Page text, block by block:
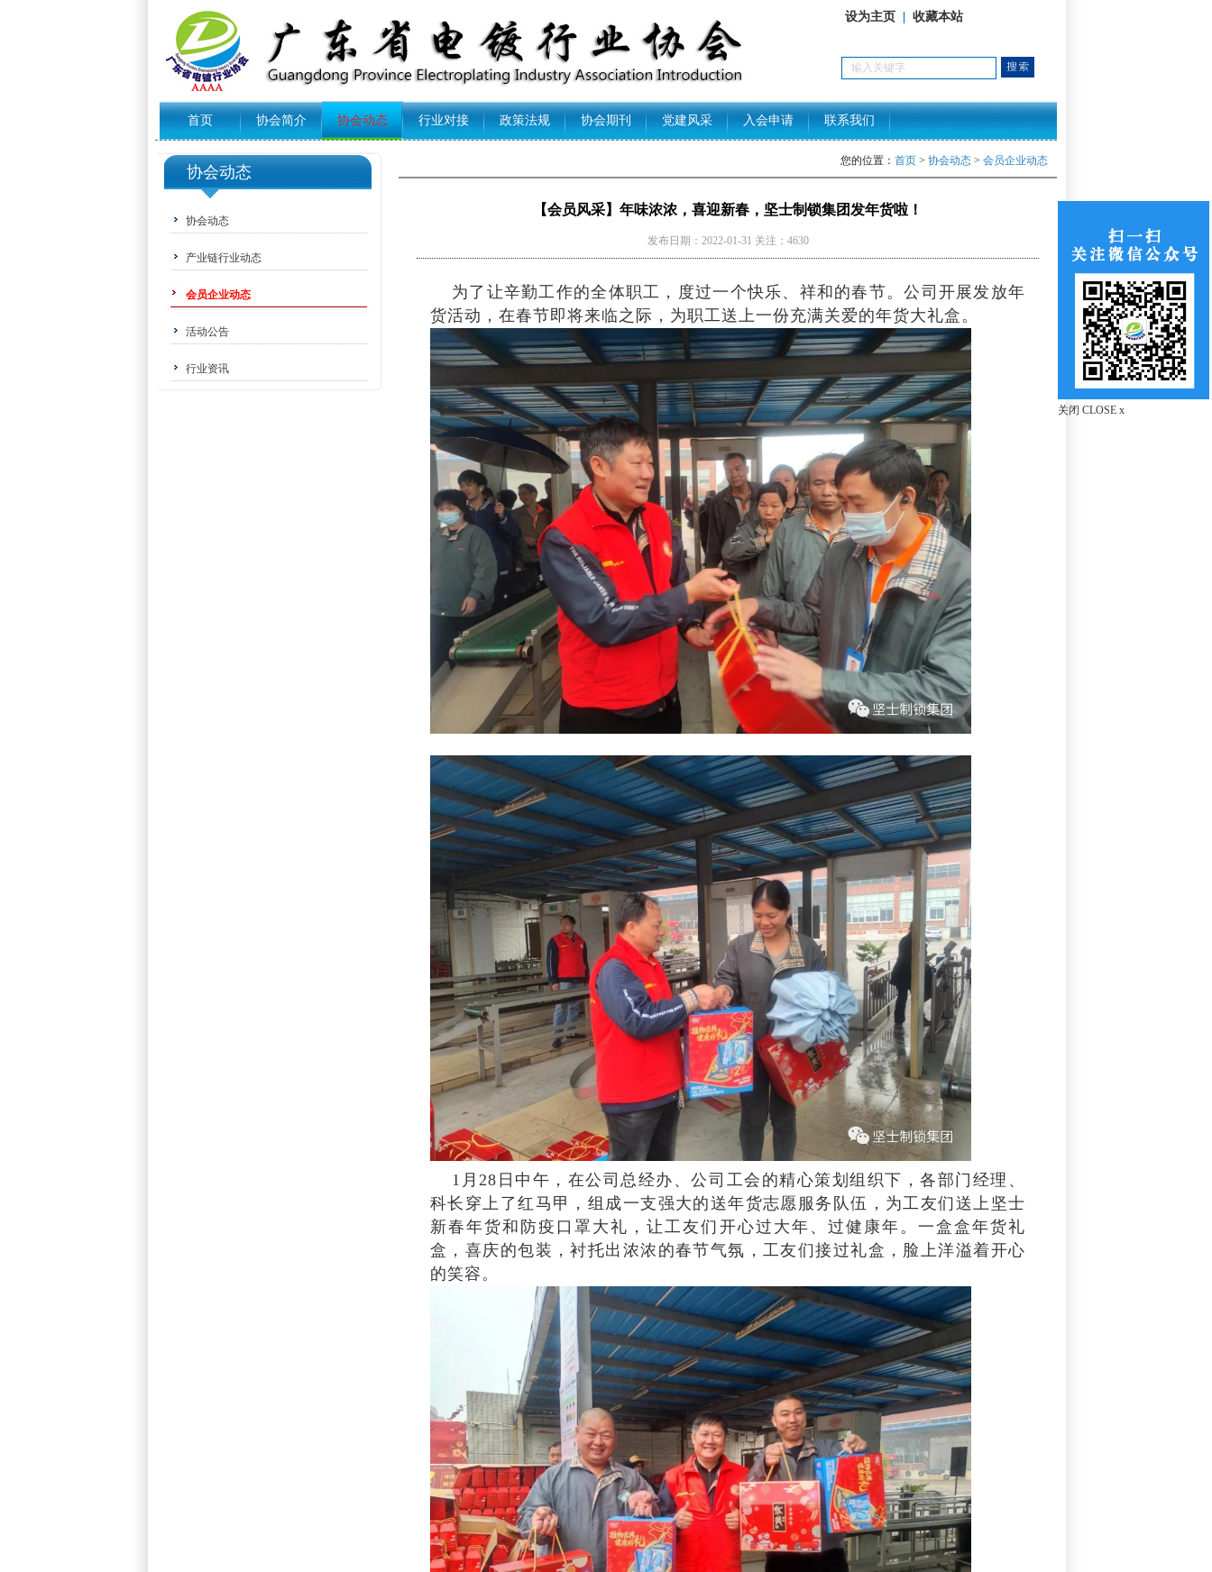
设为主页 收藏本站
首页 协会简介 协会动态 行业对接 政策法规 协会期刊 党建风采 入会申请 联系我们
协会动态
协会动态
产业链行业动态
会员企业动态
活动公告
行业资讯
您的位置： 首页 > 协会动态 > 会员企业动态
【会员风采】年味浓浓，喜迎新春，坚士制锁集团发年货啦！
发布日期：2022-01-31 关注：4630
为了让辛勤工作的全体职工，度过一个快乐、祥和的春节。公司开展发放年
货活动，在春节即将来临之际，为职工送上一份充满关爱的年货大礼盒。
1 月28 日中午，在公司总经办、公司工会的精心策划组织下，各部门经理、
科长穿上了红马甲，组成一支强大的送年货志愿服务队伍，为工友们送上坚士
新春年货和防疫口罩大礼，让工友们开心过大年、过健康年。一盒盒年货礼
盒，喜庆的包装，衬托出浓浓的春节气氛，工友们接过礼盒，脸上洋溢着开心
的笑容。
关闭 CLOSE x